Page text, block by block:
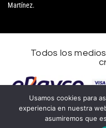
Martínez.
Todos los
Usamos cookies para
experiencia en nuestra
asumiremos que